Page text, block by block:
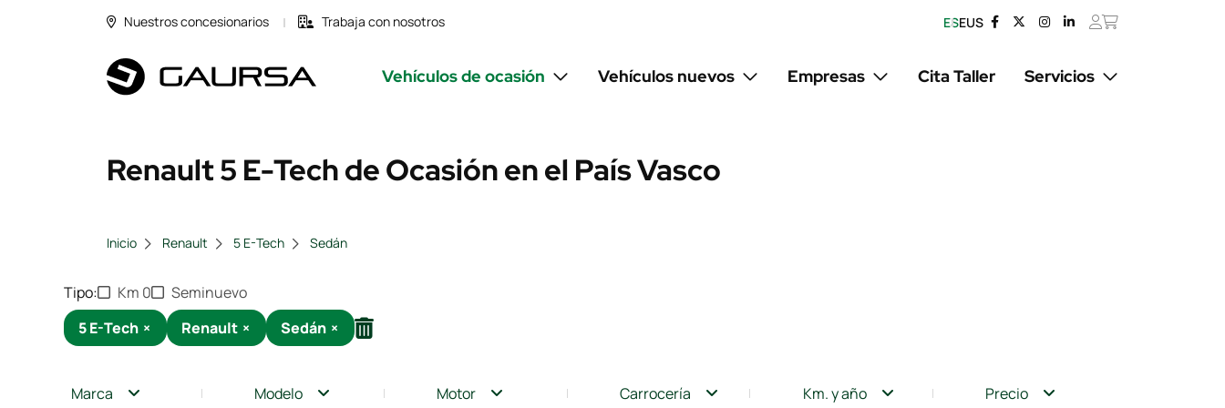
Nuestros concesionarios Trabaja con nosotros ESEUS
Vehículos de ocasión Vehículos nuevos Empresas Cita Taller Servicios
Renault 5 E-Tech de Ocasión en el País Vasco
Inicio Renault 5 E-Tech Sedán
Tipo Km 0
Seminuevo
5 E-Tech × Renault × Sedán ×
Marca Modelo Motor Carrocería Km. y año Precio